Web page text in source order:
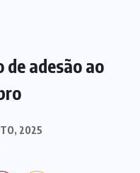
adesão ao
2025